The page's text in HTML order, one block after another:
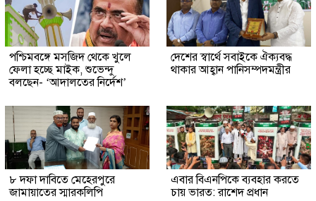
পশ্চিমবঙ্গে মসজিদ থেকে খুলে
ফেলা হচ্ছে মাইক, শুভেন্দু
বলছেন- ‘আদালতের নির্দেশ’
দেশের স্বার্থে সবাইকে ঐক্যবদ্ধ
থাকার আহ্বান পানিসম্পদমন্ত্রীর
৮ দফা দাবিতে মেহেরপুরে
জামায়াতের স্মারকলিপি
এবার বিএনপিকে ব্যবহার করতে
চায় ভারত: রাশেদ প্রধান